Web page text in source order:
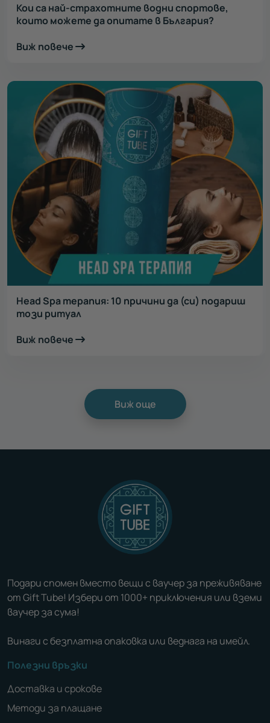
Кои са най-страхотните водни спортове,
които можете да опитате в България?
Виж повече
Head Spa терапия: 10 причини да (си) подариш
този ритуал
Виж повече
Виж още
Подари спомен вместо вещи с ваучер за преживяване
от Gift Tube! Избери от 1000+ приключения или вземи
ваучер за сума!
Винаги с безплатна опаковка или веднага на имейл.
Полезни връзки
Доставка и срокове
Методи за плащане